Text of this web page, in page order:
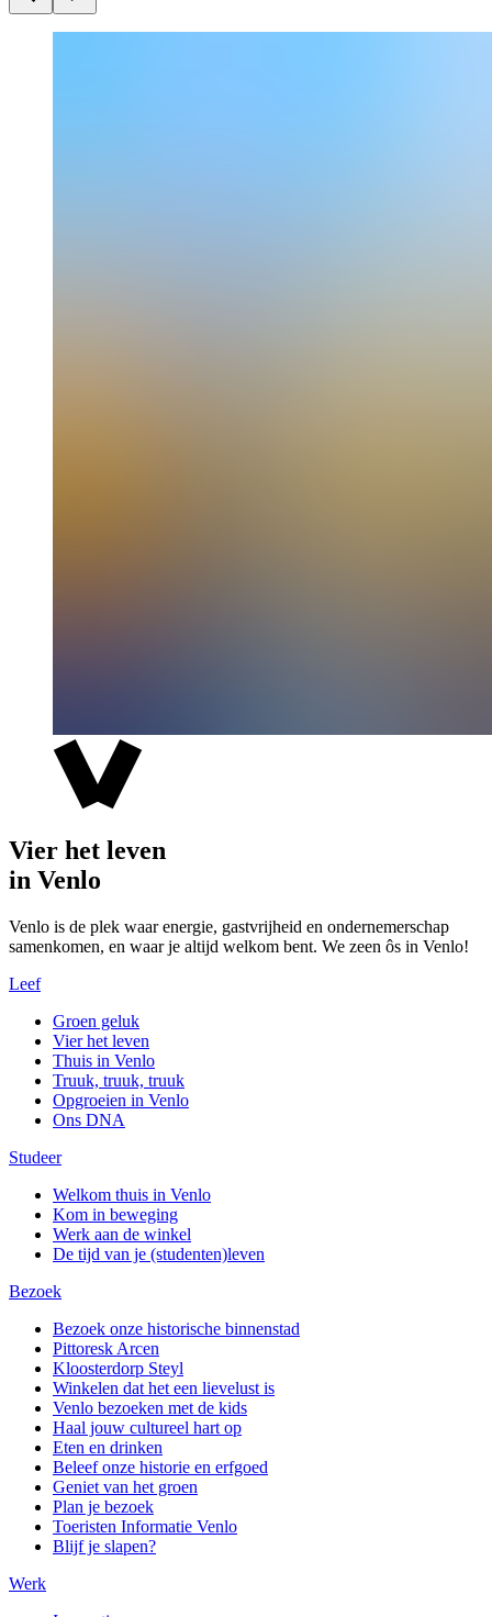
Vier het leven
in Venlo
Venlo is de plek waar energie, gastvrijheid en ondernemerschap
samenkomen, en waar je altijd welkom bent. We zeen ôs in Venlo!
Leef
Groen geluk
Vier het leven
Thuis in Venlo
Truuk, truuk, truuk
Opgroeien in Venlo
Ons DNA
Studeer
Welkom thuis in Venlo
Kom in beweging
Werk aan de winkel
De tijd van je (studenten)leven
Bezoek
Bezoek onze historische binnenstad
Pittoresk Arcen
Kloosterdorp Steyl
Winkelen dat het een lievelust is
Venlo bezoeken met de kids
Haal jouw cultureel hart op
Eten en drinken
Beleef onze historie en erfgoed
Geniet van het groen
Plan je bezoek
Toeristen Informatie Venlo
Blijf je slapen?
Werk